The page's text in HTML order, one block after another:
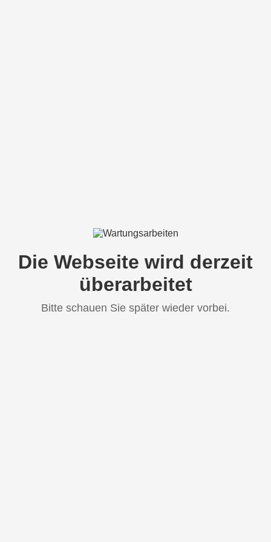
Die Webseite wird derzeit
überarbeitet
Bitte schauen Sie später wieder vorbei.